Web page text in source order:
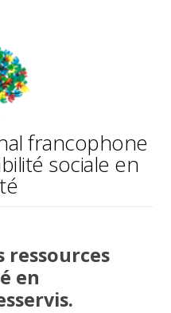
francophone
sociale en
ressources
en